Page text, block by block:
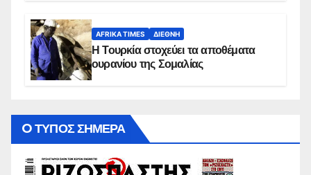
AFRIKA TIMES ΔΙΕΘΝΉ
Η Τουρκία στοχεύει τα αποθέματα
ουρανίου της Σομαλίας
O ΤΥΠΟΣ ΣΗΜΕΡΑ